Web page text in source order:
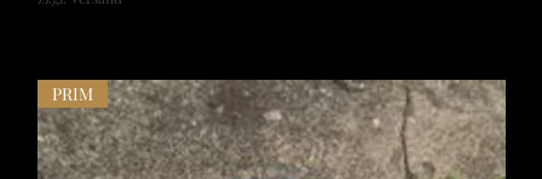
PRIM